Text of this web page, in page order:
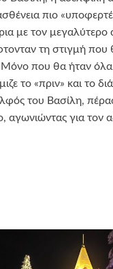
πιο
με τον
τη στιγμή που
Μόνο που θα ήταν
το «πριν» και το
του Βασίλη,
αγωνιώντας για τον